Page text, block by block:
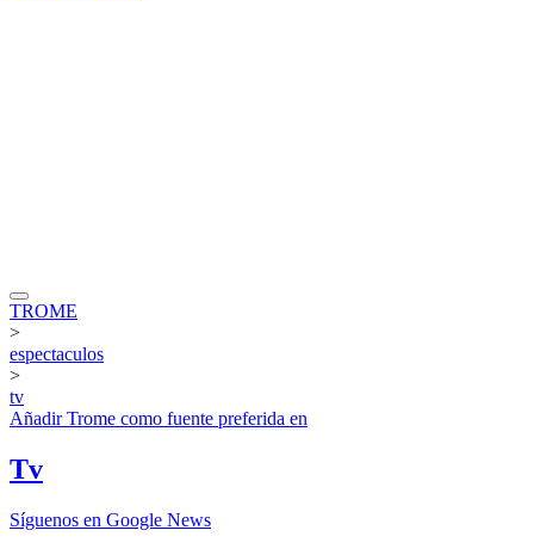
TROME
>
espectaculos
>
tv
AñadirTrome como fuente preferida en
Tv
Síguenos en Google News